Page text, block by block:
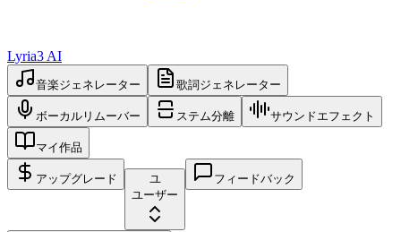
Lyria3 AI
音楽ジェネレーター 歌詞ジェネレーター
ボーカルリムーバー ステム分離 サウンドエフェクト
マイ作品
アップグレード
ユ
ユーザー
フィードバック